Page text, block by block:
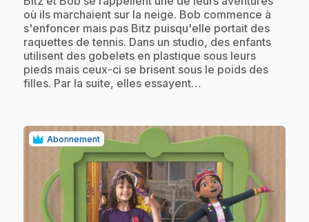
où ils marchaient sur la neige. Bob commence à
s'enfoncer mais pas Bitz puisqu'elle portait des
raquettes de tennis. Dans un studio, des enfants
utilisent des gobelets en plastique sous leurs
pieds mais ceux-ci se brisent sous le poids des
filles. Par la suite, elles essayent…
Abonnement